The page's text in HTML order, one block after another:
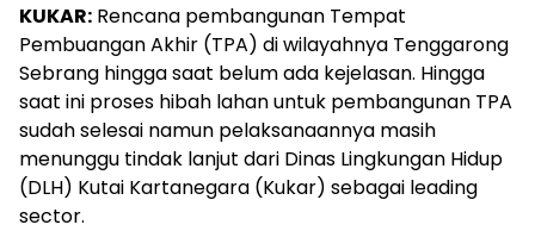
KUKAR: Rencana pembangunan Tempat
Pembuangan Akhir (TPA) di wilayahnya Tenggarong
Sebrang hingga saat belum ada kejelasan. Hingga
saat ini proses hibah lahan untuk pembangunan TPA
sudah selesai namun pelaksanaannya masih
menunggu tindak lanjut dari Dinas Lingkungan Hidup
(DLH) Kutai Kartanegara (Kukar) sebagai leading
sector.